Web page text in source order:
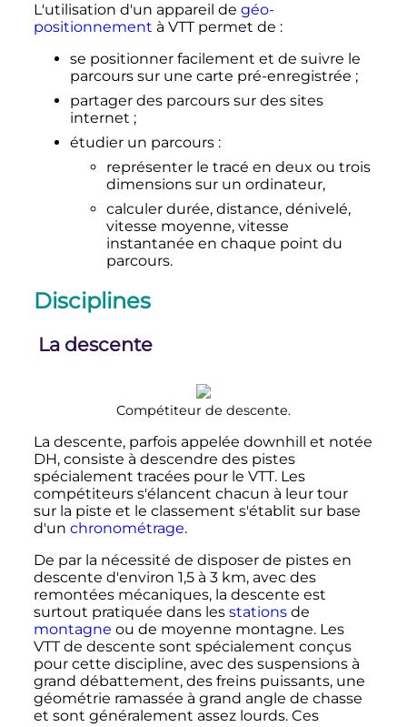
L'utilisation d'un appareil de géo-
positionnement à VTT permet de :
se positionner facilement et de suivre le
parcours sur une carte pré-enregistrée ;
partager des parcours sur des sites
internet ;
étudier un parcours :
représenter le tracé en deux ou trois
dimensions sur un ordinateur,
calculer durée, distance, dénivelé,
vitesse moyenne, vitesse
instantanée en chaque point du
parcours.
Disciplines
La descente
Compétiteur de descente.
La descente, parfois appelée downhill et notée
DH, consiste à descendre des pistes
spécialement tracées pour le VTT. Les
compétiteurs s'élancent chacun à leur tour
sur la piste et le classement s'établit sur base
d'un chronométrage.
De par la nécessité de disposer de pistes en
descente d'environ 1,5 à 3 km, avec des
remontées mécaniques, la descente est
surtout pratiquée dans les stationsde
montagne ou de moyenne montagne. Les
VTT de descente sont spécialement conçus
pour cette discipline, avec des suspensions à
grand débattement, des freins puissants, une
géométrie ramassée à grand angle de chasse
et sont généralement assez lourds. Ces